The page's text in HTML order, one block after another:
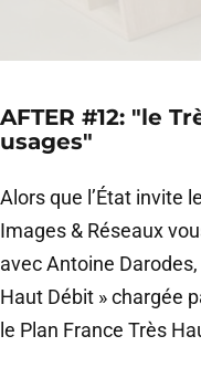
AFTER #12: "le
usages"
Alors que l’État invite
Images & Réseaux
avec Antoine
Haut Débit » chargée
le Plan France Très